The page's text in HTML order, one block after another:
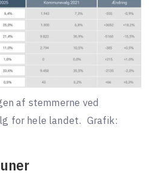
af stemmerne ved
for hele landet. Grafik: